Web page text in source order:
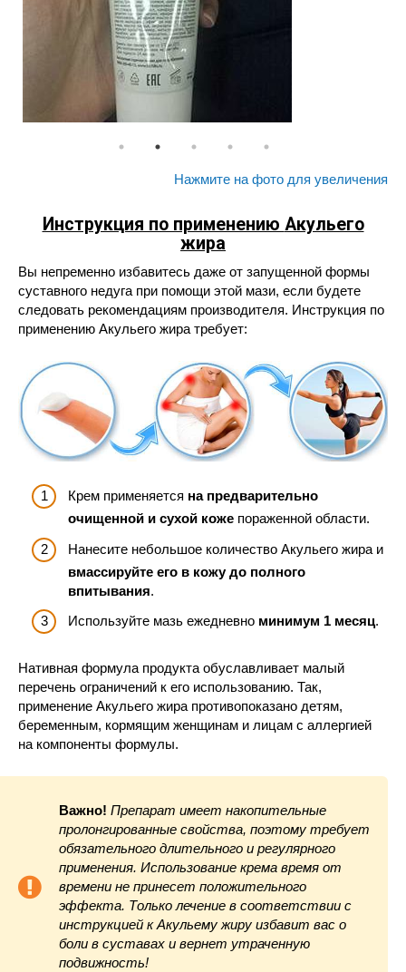
Нажмите на фото для увеличения
Инструкция по применению Акульего
жира
Вы непременно избавитесь даже от запущенной формы
суставного недуга при помощи этой мази, если будете
следовать рекомендациям производителя. Инструкция по
применению Акульего жира требует:
Крем применяется на предварительно
очищенной и сухой коже пораженной области.
Нанесите небольшое количество Акульего жира и
вмассируйте его в кожу до полного
впитывания.
Используйте мазь ежедневно минимум 1 месяц.
Нативная формула продукта обуславливает малый
перечень ограничений к его использованию. Так,
применение Акульего жира противопоказано детям,
беременным, кормящим женщинам и лицам с аллергией
на компоненты формулы.
Важно! Препарат имеет накопительные
пролонгированные свойства, поэтому требует
обязательного длительного и регулярного
применения. Использование крема время от
времени не принесет положительного
эффекта. Только лечение в соответствии с
инструкцией к Акульему жиру избавит вас о
боли в суставах и вернет утраченную
подвижность!